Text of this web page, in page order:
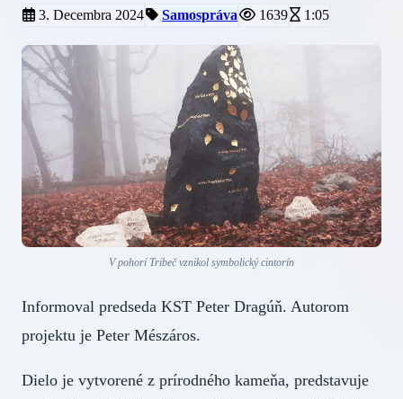
3. Decembra 2024 Samospráva 1639 1:05
V pohorí Tribeč vznikol symbolický cintorín
Informoval predseda KST Peter Dragúň. Autorom
projektu je Peter Mészáros.
Dielo je vytvorené z prírodného kameňa, predstavuje